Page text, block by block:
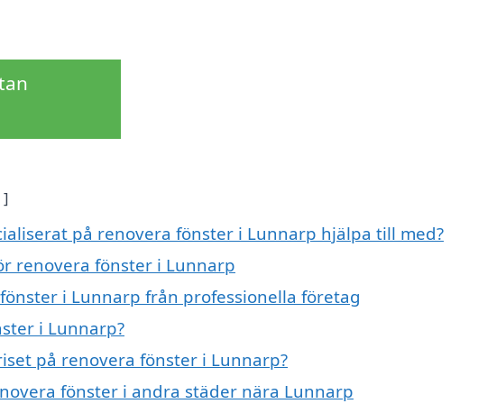
på renovera fönster i Lunnarp hjälpa till med?
renovera fönster i Lunnarp
i Lunnarp från professionella företag
i Lunnarp?
på renovera fönster i Lunnarp?
fönster i andra städer nära Lunnarp